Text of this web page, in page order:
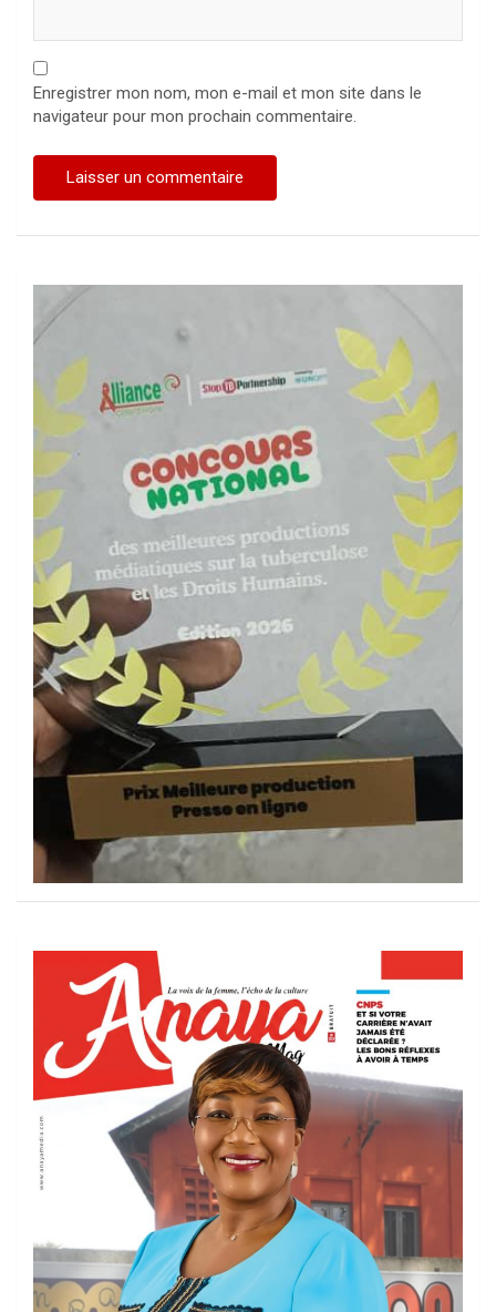
Enregistrer mon nom, mon e-mail et mon site dans le
navigateur pour mon prochain commentaire.